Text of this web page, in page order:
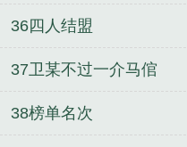
36四人结盟
37卫某不过一介马倌
38榜单名次